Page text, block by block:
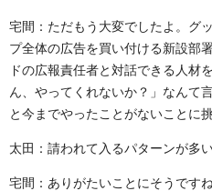
宅間：ただもう大変でしたよ。グ
プ全体の広告を買い付ける新設部
ドの広報責任者と対話できる人材
ん、やってくれないか？」なんて
と今までやったことがないことに
太田：請われて入るパターンが多
宅間：ありがたいことにそうです